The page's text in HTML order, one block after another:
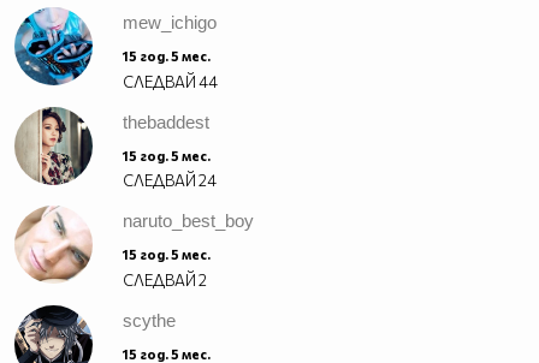
mew_ichigo
15 год. 5 мес.
СЛЕДВАЙ44
thebaddest
15 год. 5 мес.
СЛЕДВАЙ24
naruto_best_boy
15 год. 5 мес.
СЛЕДВАЙ2
scythe
15 год. 5 мес.